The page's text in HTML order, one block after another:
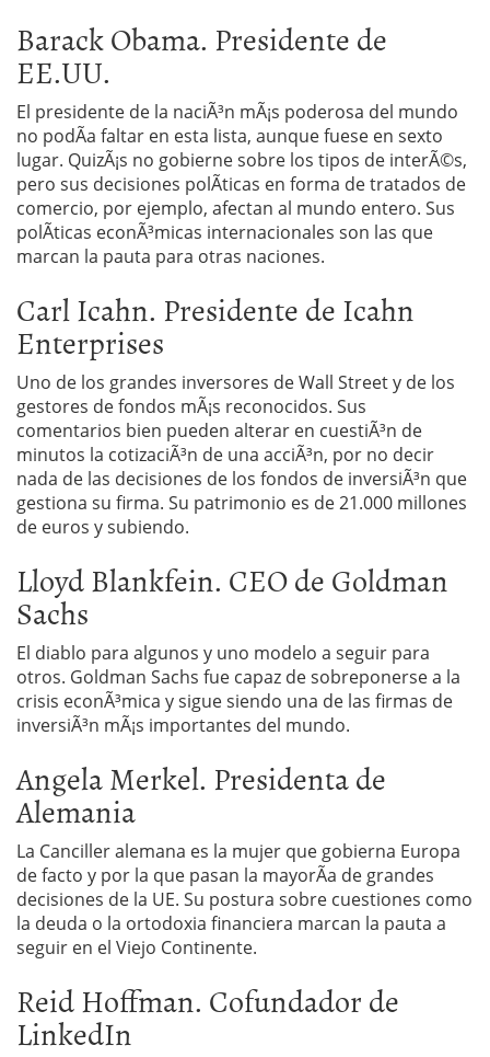
Barack Obama. Presidente de
EE.UU.
El presidente de la naciÃ³n mÃ¡s poderosa del mundo
no podÃ­a faltar en esta lista, aunque fuese en sexto
lugar. QuizÃ¡s no gobierne sobre los tipos de interÃ©s,
pero sus decisiones polÃ­ticas en forma de tratados de
comercio, por ejemplo, afectan al mundo entero. Sus
polÃ­ticas econÃ³micas internacionales son las que
marcan la pauta para otras naciones.
Carl Icahn. Presidente de Icahn
Enterprises
Uno de los grandes inversores de Wall Street y de los
gestores de fondos mÃ¡s reconocidos. Sus
comentarios bien pueden alterar en cuestiÃ³n de
minutos la cotizaciÃ³n de una acciÃ³n, por no decir
nada de las decisiones de los fondos de inversiÃ³n que
gestiona su firma. Su patrimonio es de 21.000 millones
de euros y subiendo.
Lloyd Blankfein. CEO de Goldman
Sachs
El diablo para algunos y uno modelo a seguir para
otros. Goldman Sachs fue capaz de sobreponerse a la
crisis econÃ³mica y sigue siendo una de las firmas de
inversiÃ³n mÃ¡s importantes del mundo.
Angela Merkel. Presidenta de
Alemania
La Canciller alemana es la mujer que gobierna Europa
de facto y por la que pasan la mayorÃ­a de grandes
decisiones de la UE. Su postura sobre cuestiones como
la deuda o la ortodoxia financiera marcan la pauta a
seguir en el Viejo Continente.
Reid Hoffman. Cofundador de
LinkedIn